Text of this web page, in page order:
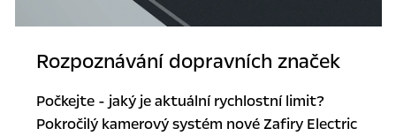
Rozpoznávání dopravních značek
Počkejte - jaký je aktuální rychlostní limit?
Pokročilý kamerový systém nové Zafiry Electric